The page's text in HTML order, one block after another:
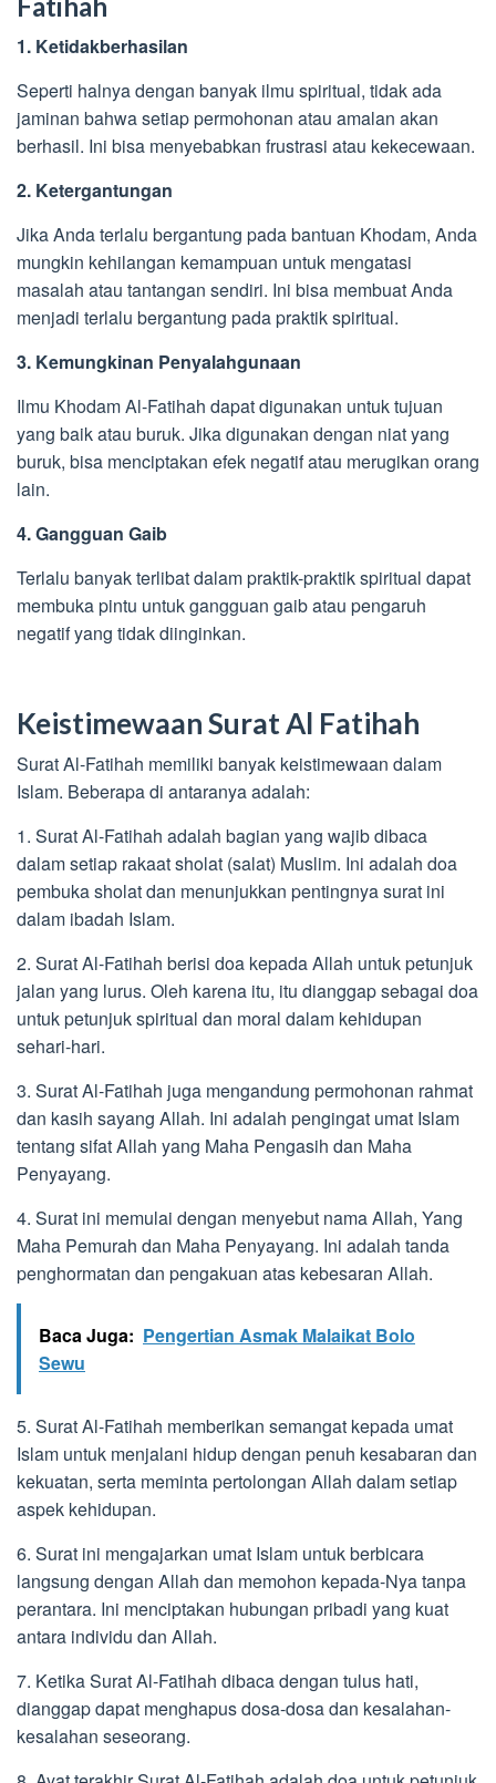
1. Ketidakberhasilan
Seperti halnya dengan banyak ilmu spiritual, tidak ada
jaminan bahwa setiap permohonan atau amalan akan
berhasil. Ini bisa menyebabkan frustrasi atau kekecewaan.
2. Ketergantungan
Jika Anda terlalu bergantung pada bantuan Khodam, Anda
mungkin kehilangan kemampuan untuk mengatasi
masalah atau tantangan sendiri. Ini bisa membuat Anda
menjadi terlalu bergantung pada praktik spiritual.
3. Kemungkinan Penyalahgunaan
Ilmu Khodam Al-Fatihah dapat digunakan untuk tujuan
yang baik atau buruk. Jika digunakan dengan niat yang
buruk, bisa menciptakan efek negatif atau merugikan orang
lain.
4. Gangguan Gaib
Terlalu banyak terlibat dalam praktik-praktik spiritual dapat
membuka pintu untuk gangguan gaib atau pengaruh
negatif yang tidak diinginkan.
Keistimewaan Surat Al Fatihah
Surat Al-Fatihah memiliki banyak keistimewaan dalam
Islam. Beberapa di antaranya adalah:
1. Surat Al-Fatihah adalah bagian yang wajib dibaca
dalam setiap rakaat sholat (salat) Muslim. Ini adalah doa
pembuka sholat dan menunjukkan pentingnya surat ini
dalam ibadah Islam.
2. Surat Al-Fatihah berisi doa kepada Allah untuk petunjuk
jalan yang lurus. Oleh karena itu, itu dianggap sebagai doa
untuk petunjuk spiritual dan moral dalam kehidupan
sehari-hari.
3. Surat Al-Fatihah juga mengandung permohonan rahmat
dan kasih sayang Allah. Ini adalah pengingat umat Islam
tentang sifat Allah yang Maha Pengasih dan Maha
Penyayang.
4. Surat ini memulai dengan menyebut nama Allah, Yang
Maha Pemurah dan Maha Penyayang. Ini adalah tanda
penghormatan dan pengakuan atas kebesaran Allah.
Baca Juga: Pengertian Asmak Malaikat Bolo
Sewu
5. Surat Al-Fatihah memberikan semangat kepada umat
Islam untuk menjalani hidup dengan penuh kesabaran dan
kekuatan, serta meminta pertolongan Allah dalam setiap
aspek kehidupan.
6. Surat ini mengajarkan umat Islam untuk berbicara
langsung dengan Allah dan memohon kepada-Nya tanpa
perantara. Ini menciptakan hubungan pribadi yang kuat
antara individu dan Allah.
7. Ketika Surat Al-Fatihah dibaca dengan tulus hati,
dianggap dapat menghapus dosa-dosa dan kesalahan-
kesalahan seseorang.